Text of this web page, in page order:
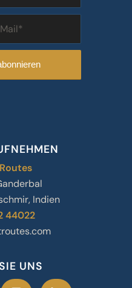
Indien
44022
UNS